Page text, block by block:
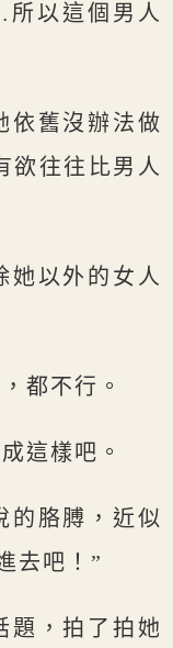
以這個男人
依舊沒辦法做
欲往往比男人
她以外的女人
都不行。
這樣吧。
的胳膊，近似
去吧！”
題，拍了拍她